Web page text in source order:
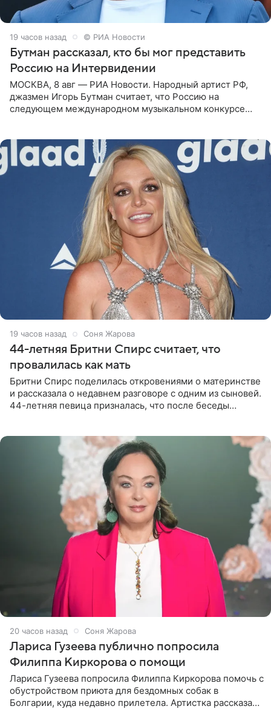
19 часов назад © РИА Новости
Бутман рассказал, кто бы мог представить
Россию на Интервидении
МОСКВА, 8 авг — РИА Новости. Народный артист РФ,
джазмен Игорь Бутман считает, что Россию на
следующем международном музыкальном конкурсе
19 часов назад Соня Жарова
44-летняя Бритни Спирс считает, что
провалилась как мать
Бритни Спирс поделилась откровениями о материнстве
и рассказала о недавнем разговоре с одним из сыновей.
44-летняя певица призналась, что после беседы
20 часов назад Соня Жарова
Лариса Гузеева публично попросила
Филиппа Киркорова о помощи
Лариса Гузеева попросила Филиппа Киркорова помочь с
обустройством приюта для бездомных собак в
Болгарии, куда недавно прилетела. Артистка рассказала